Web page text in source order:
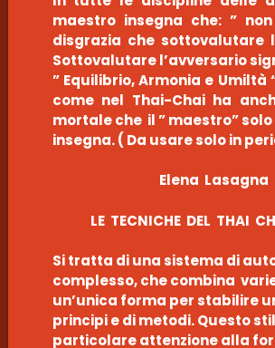
maestro insegna che: ”
disgrazia che sottovalutare
Sottovalutare l’avversario
” Equilibrio, Armonia e Umiltà
come nel Thai-Chai ha
mortale che il ” maestro”
insegna. ( Da usare solo in
Elena Lasagna
LE TECNICHE DEL THAI
Si tratta di una sistema di
complesso, che combina
un’unica forma per stabilire
principi e di metodi. Questo
particolare attenzione alla